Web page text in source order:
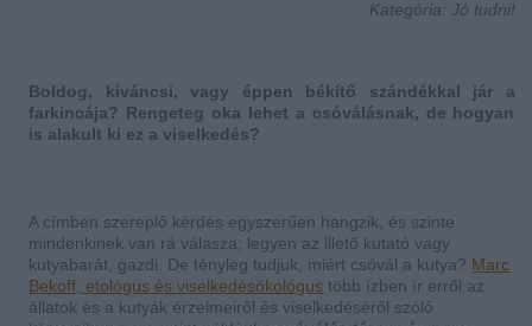
Kategória: Jó tudni!
Boldog, kíváncsi, vagy éppen békítő szándékkal jár a
farkincája? Rengeteg oka lehet a csóválásnak, de hogyan
is alakult ki ez a viselkedés?
A címben szereplő kérdés egyszerűen hangzik, és szinte
mindenkinek van rá válasza; legyen az illető kutató vagy
kutyabarát, gazdi. De tényleg tudjuk, miért csóvál a kutya? Marc
Bekoff, etológus és viselkedésökológus több ízben ír erről az
állatok és a kutyák érzelmeiről és viselkedéséről szóló